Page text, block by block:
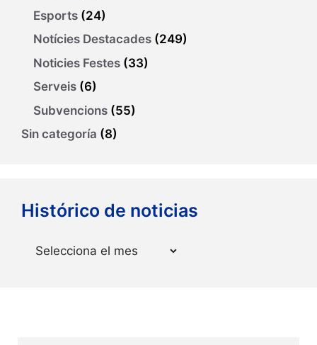
Esports (24)
Notícies Destacades (249)
Noticies Festes (33)
Serveis (6)
Subvencions (55)
Sin categoría (8)
Histórico de noticias
Arxius